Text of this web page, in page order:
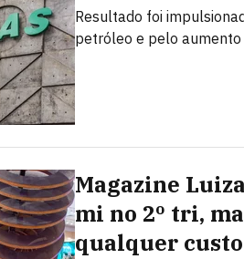
Resultado foi
petróleo e pelo aumento
Magazine
mi no 2º tri,
qualquer custo